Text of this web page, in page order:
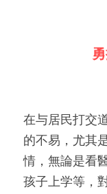
在与居民打交
的不易，尤其
情，無論是看
孩子上学等，